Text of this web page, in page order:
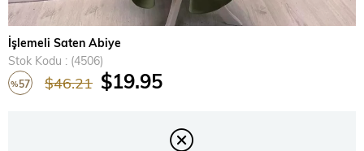
İşlemeli Saten Abiye
Stok Kodu
(4506)
%57 $46.21 $19.95